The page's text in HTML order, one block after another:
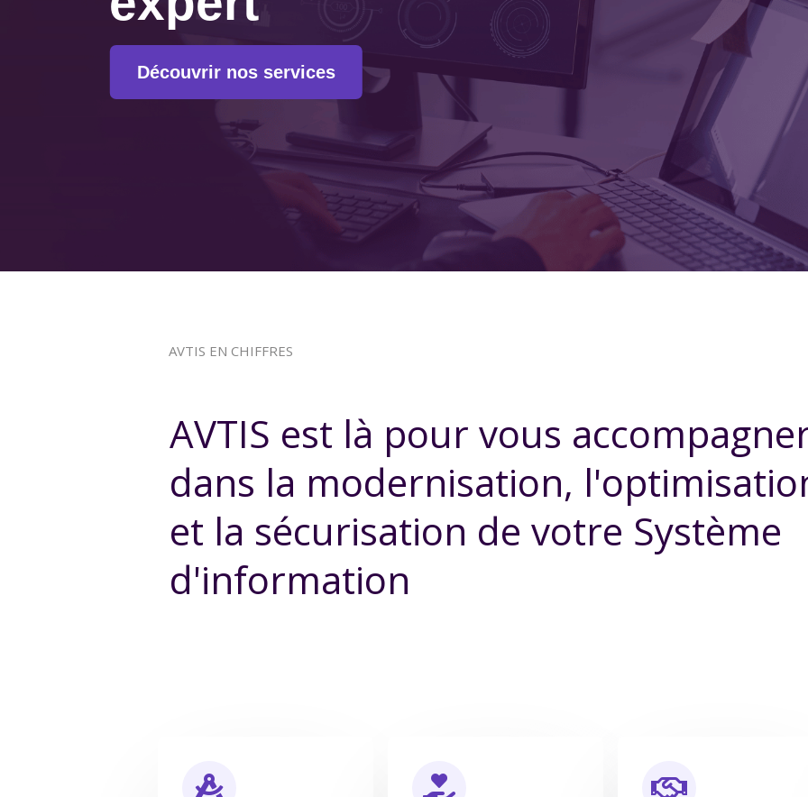
Découvrir nos services
AVTIS EN CHIFFRES
AVTIS est là pour vous
dans la modernisation,
et la sécurisation de votre Système
d'information